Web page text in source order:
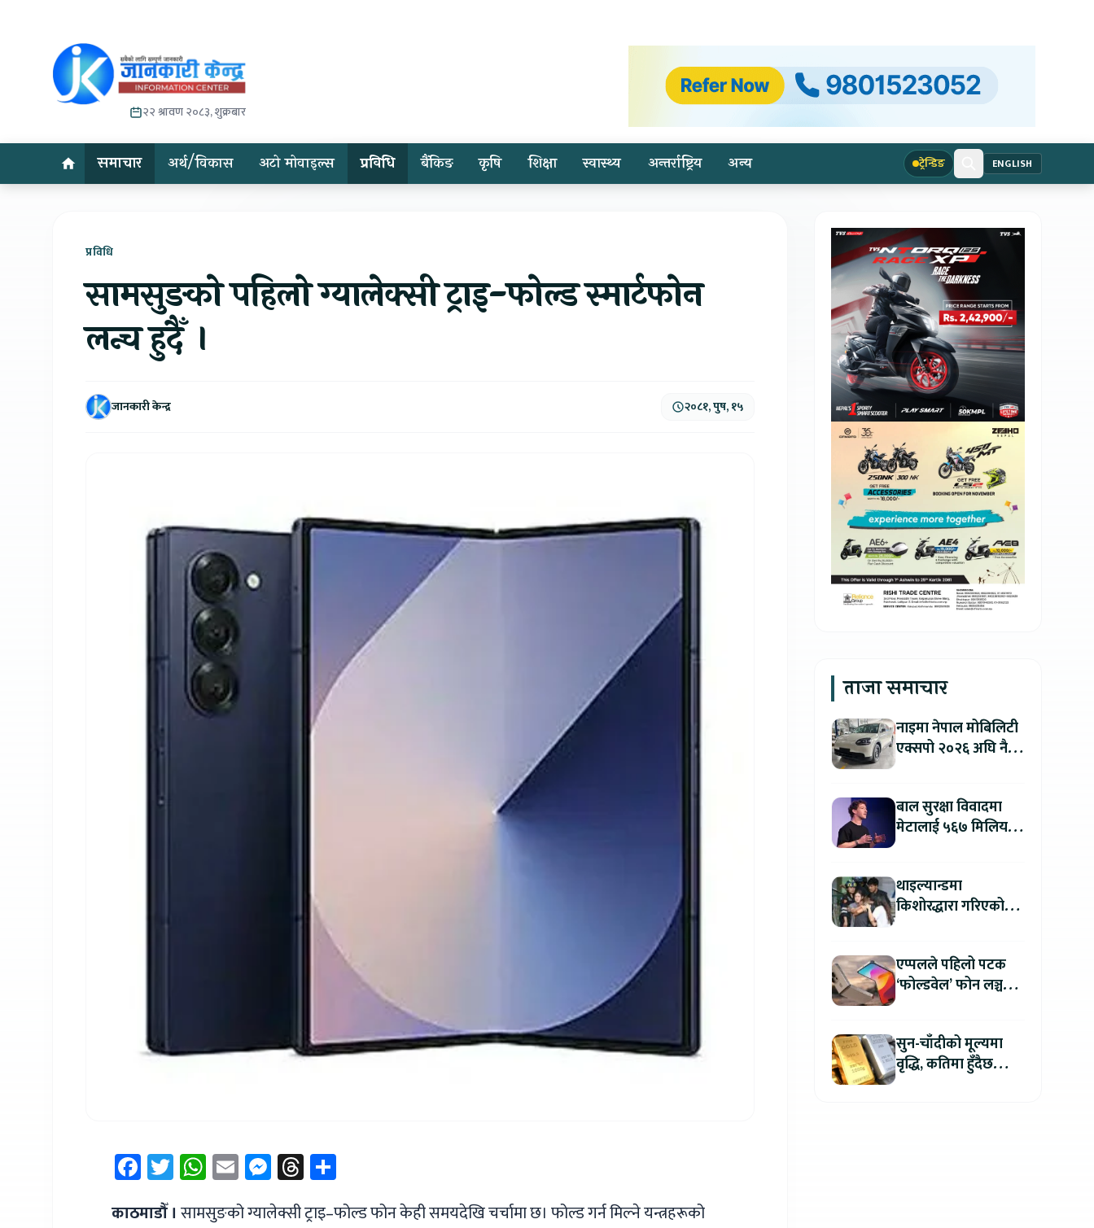
२२ श्रावण २०८३, शुक्रबार
समाचार अर्थ/विकास अटो मोवाइल्स प्रविधि बैंकिङ कृषि शिक्षा स्वास्थ्य अन्तर्राष्ट्रिय अन्य ट्रेन्डिङ ENGLISH
प्रविधि
सामसुङको पहिलो ग्यालेक्सी ट्राइ-फोल्ड स्मार्टफोन
लन्च हुदैँ ।
जानकारी केन्द्र २०८१, पुष, १५
Facebook
Twitter
WhatsApp
EmailMessenger
Threads
काठमाडौँ । सामसुङको ग्यालेक्सी ट्राइ–फोल्ड फोन केही समयदेखि चर्चामा छ। फोल्ड गर्न मिल्ने यन्त्रहरूको
ताजा समाचार
नाइमा नेपाल मोबिलिटी
एक्सपो २०२६ अघि नै
बाल सुरक्षा विवादमा
मेटालाई ५६७ मिलियन
थाइल्यान्डमा
किशोरद्धारा गरिएको
एप्पलले पहिलो पटक
‘फोल्डवेल’ फोन लञ्च
सुन-चाँदीको मूल्यमा
वृद्धि, कतिमा हुँदैछ